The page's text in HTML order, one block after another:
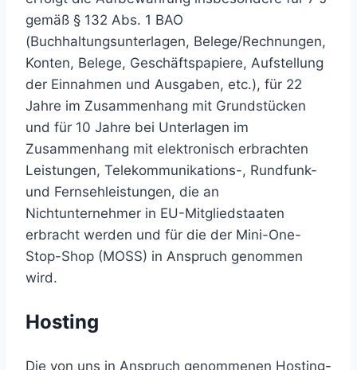
gemäß § 132 Abs. 1 BAO
(Buchhaltungsunterlagen, Belege/Rechnungen,
Konten, Belege, Geschäftspapiere, Aufstellung
der Einnahmen und Ausgaben, etc.), für 22
Jahre im Zusammenhang mit Grundstücken
und für 10 Jahre bei Unterlagen im
Zusammenhang mit elektronisch erbrachten
Leistungen, Telekommunikations-, Rundfunk-
und Fernsehleistungen, die an
Nichtunternehmer in EU-Mitgliedstaaten
erbracht werden und für die der Mini-One-
Stop-Shop (MOSS) in Anspruch genommen
wird.
Hosting
Die von uns in Anspruch genommenen Hosting-